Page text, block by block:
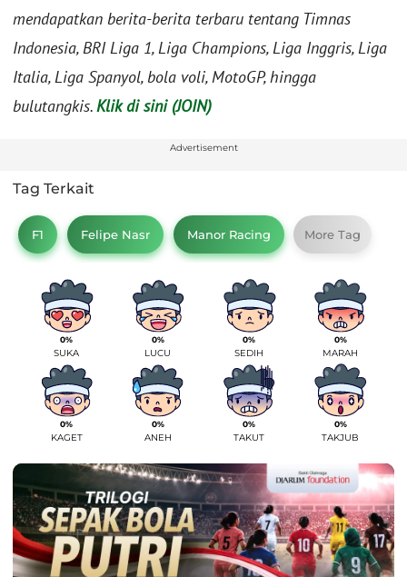
mendapatkan berita-berita terbaru tentang Timnas
Indonesia, BRI Liga 1, Liga Champions, Liga Inggris, Liga
Italia, Liga Spanyol, bola voli, MotoGP, hingga
bulutangkis.Klik di sini (JOIN)
Advertisement
Tag Terkait
F1 Felipe Nasr Manor Racing More Tag
0%
SUKA
0%
LUCU
0%
SEDIH
0%
MARAH
0%
KAGET
0%
ANEH
0%
TAKUT
0%
TAKJUB